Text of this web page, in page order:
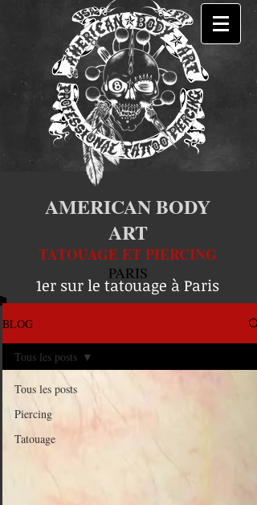
AMERICAN BODY
ART
TATOUAGE ET PIERCING
PARIS
1er sur le tatouage à Paris
BLOG
Tous les posts
Piercing
Tatouage
Tous les posts